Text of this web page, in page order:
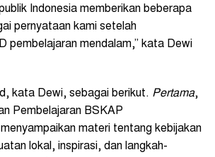
Indonesia memberikan beberapa
pernyataan kami setelah
pembelajaran mendalam,” kata Dewi
kata Dewi, sebagai berikut. Pertama,
Pembelajaran BSKAP
materi tentang kebijakan
lokal, inspirasi, dan langkah-